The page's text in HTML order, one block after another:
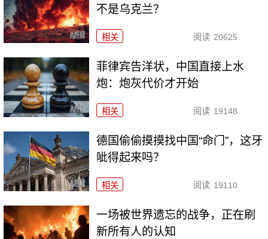
不是乌克兰？
相关 阅读 20625
菲律宾告洋状，中国直接上水
炮：炮灰代价才开始
相关 阅读 19148
德国偷偷摸摸找中国“命门”，这牙
呲得起来吗？
相关 阅读 19110
一场被世界遗忘的战争，正在刷
新所有人的认知